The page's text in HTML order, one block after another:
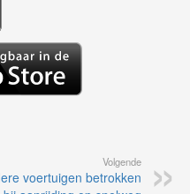
Volgende
voertuigen betrokken